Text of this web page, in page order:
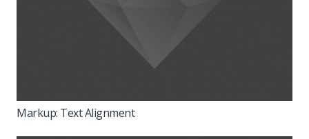
Markup: Text Alignment